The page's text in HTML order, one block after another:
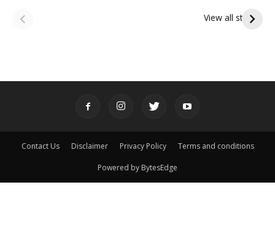
View all stories
పితృదేవతల ఆశీర్వాదం
ఇంద్రకీలాద్రి గిరి ప్రదక్షిణ
Contact Us Disclaimer Privacy Policy Terms and conditions
Powered by BytesEdge